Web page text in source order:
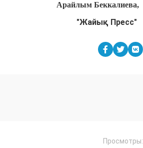
Арайлым Беккалиева,
"Жайық Пресс"
Просмотры: